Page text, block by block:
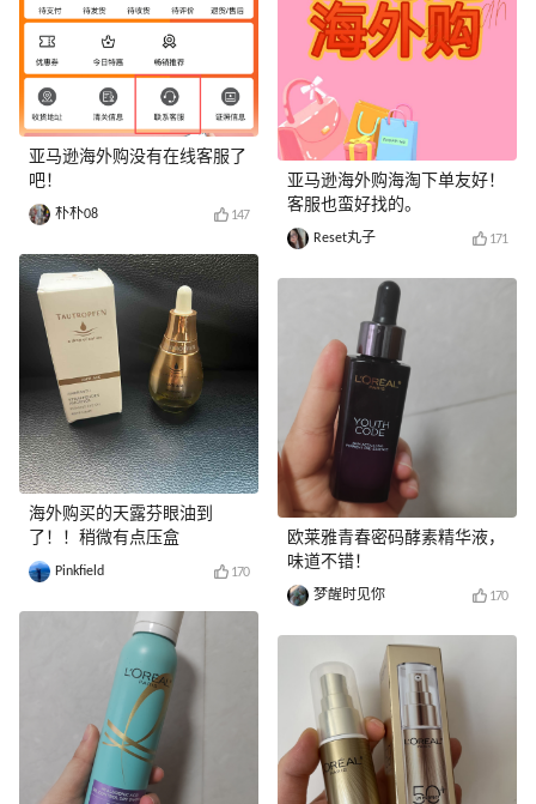
亚马逊海外购没有在线客服了
吧！
朴朴08 147
海外购买的天露芬眼油到
了！！稍微有点压盒
Pinkfield 170
亚马逊海外购海淘下单友好！
客服也蛮好找的。
Reset丸子 171
欧莱雅青春密码酵素精华液，
味道不错！
梦醒时见你 170